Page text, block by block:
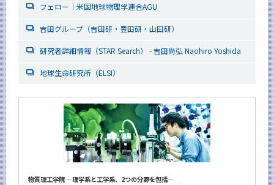
フェロー｜米国地球物理学連合AGU
吉田グループ（吉田研・豊田研・山田研）
研究者詳細情報（STAR Search） - 吉田尚弘 Naohiro Yoshida
地球生命研究所（ELSI）
物質理工学院 ―理学系と工学系、2つの分野を包括―